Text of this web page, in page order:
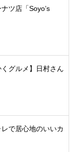
ツ店「Soyo’s
くグルメ】日村さん
で居心地のいいカ